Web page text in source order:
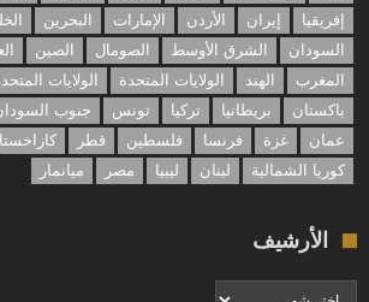
إفريقيا
إيران الأردن الإمارات البحرين
السودان
الشرق الأوسط الصومال الصين
المغرب
الهند الولايات المتحدة الولايات
باكستان
بريطانيا تركيا تونس جنوب
عمان
غزة فرنسا فلسطين قطر
كوريا الشمالية
لبنان ليبيا مصر ميانمار
الأرشيف
الأرشيف